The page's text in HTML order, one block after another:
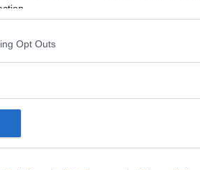
Opt Outs
Segno Zodiacale Influisce sul
Essere Genitori!